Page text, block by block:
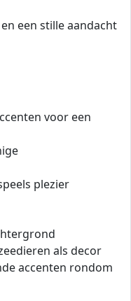
een stille aandacht
voor een
plezier
als decor
accenten rondom